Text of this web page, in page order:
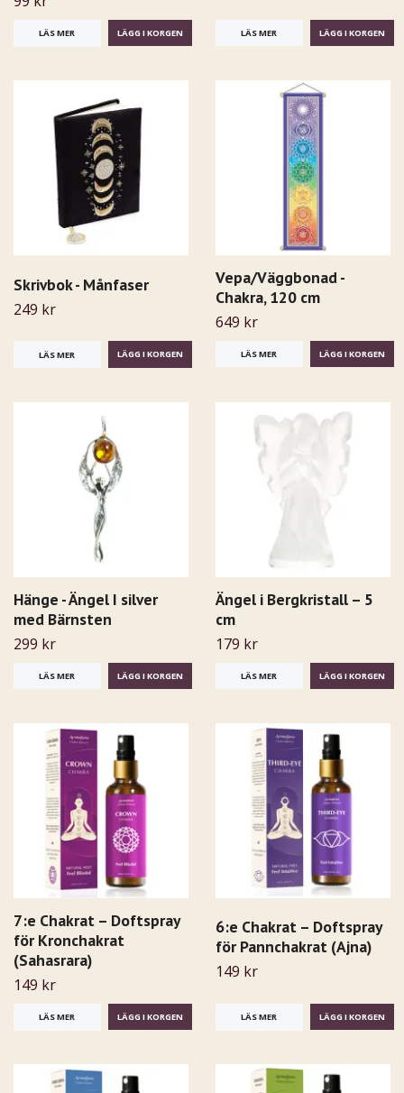
LÄS MER LÄS MER
Skrivbok - Månfaser
249 kr
LÄS MER
Vepa/Väggbonad -
Chakra, 120 cm
649 kr
LÄS MER
Hänge - Ängel I silver
med Bärnsten
299 kr
LÄS MER
Ängel i Bergkristall – 5
cm
179 kr
LÄS MER
7:e Chakrat – Doftspray
för Kronchakrat
(Sahasrara)
149 kr
LÄS MER
6:e Chakrat – Doftspray
för Pannchakrat (Ajna)
149 kr
LÄS MER